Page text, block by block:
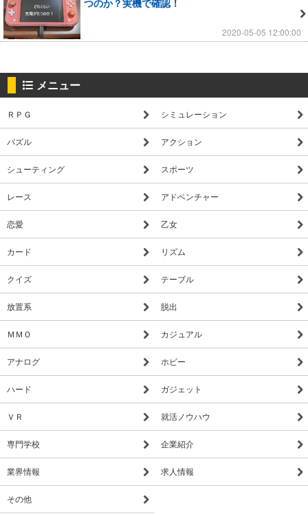
2020-05-05 12:00:00
メニュー
ＲＰＧ シミュレーション
パズル アクション
シューティング スポーツ
レース アドベンチャー
恋愛 乙女
カード リズム
クイズ テーブル
放置系 脱出
ＭＭＯ カジュアル
アナログ ホビー
ハード ガジェット
ＶＲ 就活ノウハウ
専門学校 企業紹介
業界情報 求人情報
その他